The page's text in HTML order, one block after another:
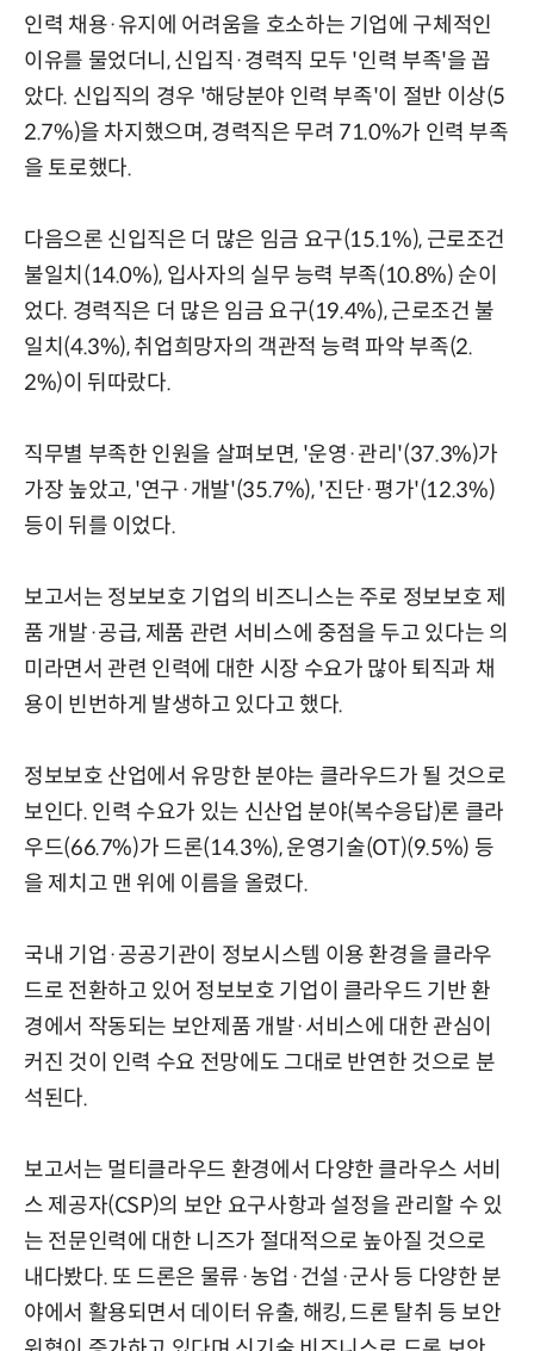
인력 채용·유지에 어려움을 호소하는 기업에 구체적인
이유를 물었더니, 신입직·경력직 모두 '인력 부족'을 꼽
았다. 신입직의 경우 '해당분야 인력 부족'이 절반 이상(5
2.7%)을 차지했으며, 경력직은 무려 71.0%가 인력 부족
을 토로했다.
다음으론 신입직은 더 많은 임금 요구(15.1%), 근로조건
불일치(14.0%), 입사자의 실무 능력 부족(10.8%) 순이
었다. 경력직은 더 많은 임금 요구(19.4%), 근로조건 불
일치(4.3%), 취업희망자의 객관적 능력 파악 부족(2.
2%)이 뒤따랐다.
직무별 부족한 인원을 살펴보면, '운영·관리'(37.3%)가
가장 높았고, '연구·개발'(35.7%), '진단·평가'(12.3%)
등이 뒤를 이었다.
보고서는 정보보호 기업의 비즈니스는 주로 정보보호 제
품 개발·공급, 제품 관련 서비스에 중점을 두고 있다는 의
미라면서 관련 인력에 대한 시장 수요가 많아 퇴직과 채
용이 빈번하게 발생하고 있다고 했다.
정보보호 산업에서 유망한 분야는 클라우드가 될 것으로
보인다. 인력 수요가 있는 신산업 분야(복수응답)론 클라
우드(66.7%)가 드론(14.3%), 운영기술(OT)(9.5%) 등
을 제치고 맨 위에 이름을 올렸다.
국내 기업·공공기관이 정보시스템 이용 환경을 클라우
드로 전환하고 있어 정보보호 기업이 클라우드 기반 환
경에서 작동되는 보안제품 개발·서비스에 대한 관심이
커진 것이 인력 수요 전망에도 그대로 반연한 것으로 분
석된다.
보고서는 멀티클라우드 환경에서 다양한 클라우스 서비
스 제공자(CSP)의 보안 요구사항과 설정을 관리할 수 있
는 전문인력에 대한 니즈가 절대적으로 높아질 것으로
내다봤다. 또 드론은 물류·농업·건설·군사 등 다양한 분
야에서 활용되면서 데이터 유출, 해킹, 드론 탈취 등 보안